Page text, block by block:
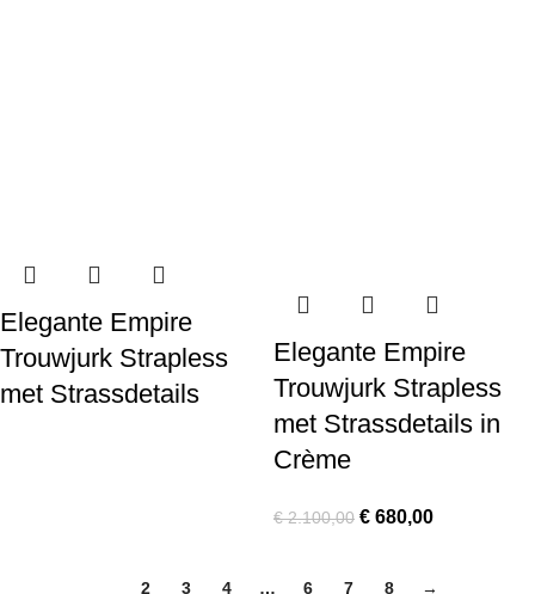
Elegante Empire
Trouwjurk Strapless
met Strassdetails
Elegante Empire
Trouwjurk Strapless
met Strassdetails in
Crème
€2.100,00 € 680,00
2 3 4 … 6 7 8 →